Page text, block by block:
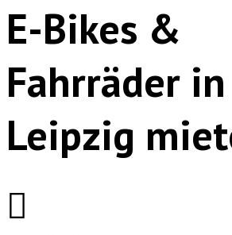
E-Bikes &
Fahrräder in
Leipzig